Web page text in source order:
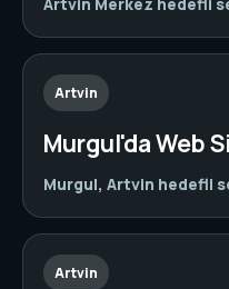
Artvin
Murgul'da Web
Murgul, Artvin hedefli
Artvin